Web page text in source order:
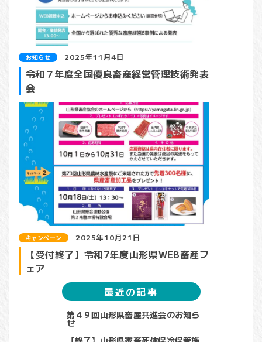
お知らせ 2025年11月4日
令和７年度全国優良畜産経営管理技術発表
会
キャンペーン 2025年10月21日
【受付終了】令和7年度山形県WEB畜産フ
ェア
最近の記事
第４９回山形県畜産共進会のお知ら
せ